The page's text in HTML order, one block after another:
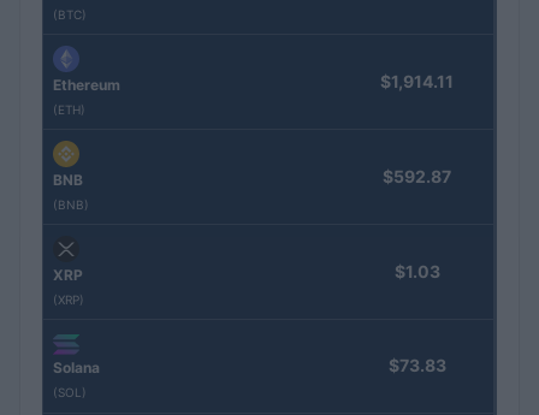
(BTC)
Ethereum
(ETH)
$1,914.11
BNB
(BNB)
$592.87
XRP
(XRP)
$1.03
Solana
(SOL)
$73.83